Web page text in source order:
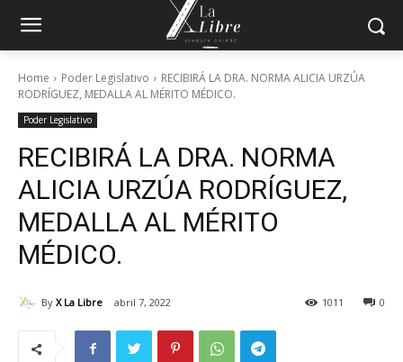
Home Poder Legislativo
RECIBIRÁ LA DRA. NORMA ALICIA URZÚA
RODRÍGUEZ, MEDALLA AL MÉRITO MÉDICO.
Poder Legislativo
RECIBIRÁ LA DRA. NORMA
ALICIA URZÚA RODRÍGUEZ,
MEDALLA AL MÉRITO
MÉDICO.
By X La Libre abril 7, 2022 0
1011